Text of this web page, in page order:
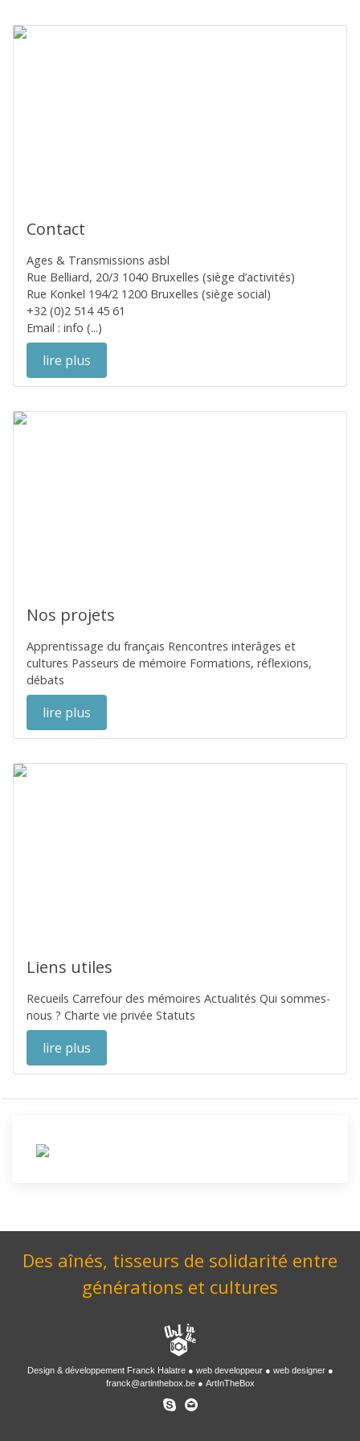
Contact
Ages & Transmissions asbl
Rue Belliard, 20/3 1040 Bruxelles (siège d’activités)
Rue Konkel 194/2 1200 Bruxelles (siège social)
+32 (0)2 514 45 61
Email : info (...)
lire plus
Nos projets
Apprentissage du français Rencontres interâges et
cultures Passeurs de mémoire Formations, réflexions,
débats
lire plus
Liens utiles
Recueils Carrefour des mémoires Actualités Qui sommes-
nous ? Charte vie privée Statuts
lire plus
Des aînés, tisseurs de solidarité entre
générations et cultures
Design & développement Franck Halatre web developpeur
web designer
franck@artinthebox.be
ArtInTheBox